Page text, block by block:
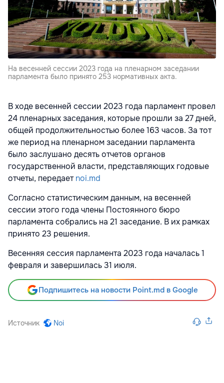
На весенней сессии 2023 года на пленарном заседании
парламента было принято 253 нормативных акта.
В ходе весенней сессии 2023 года парламент провел
24 пленарных заседания, которые прошли за 27 дней,
общей продолжительностью более 163 часов. За тот
же период на пленарном заседании парламента
было заслушано десять отчетов органов
государственной власти, представляющих годовые
отчеты, передаетnoi.md
Согласно статистическим данным, на весенней
сессии этого года члены Постоянного бюро
парламента собрались на 21 заседание. В их рамках
принято 23 решения.
Весенняя сессия парламента 2023 года началась 1
февраля и завершилась 31 июля.
Подпишитесь на новости Point.md в Google
Источник Noi